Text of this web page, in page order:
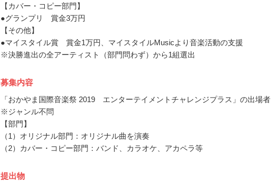
【カバー・コピー部門】
●グランプリ 賞金3万円
【その他】
●マイスタイル賞 賞金1万円、マイスタイルMusicより音楽活動の支援
※決勝進出の全アーティスト（部門問わず）から1組選出
募集内容
「おかやま国際音楽祭 2019 エンターテイメントチャレンジプラス」の出場者
※ジャンル不問
【部門】
（1）オリジナル部門：オリジナル曲を演奏
（2）カバー・コピー部門：バンド、カラオケ、アカペラ等
提出物